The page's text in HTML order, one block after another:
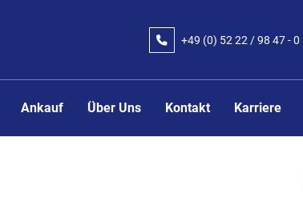
+49 (0) 52 22 / 98 47 - 0
Ankauf Über Uns Kontakt Karriere